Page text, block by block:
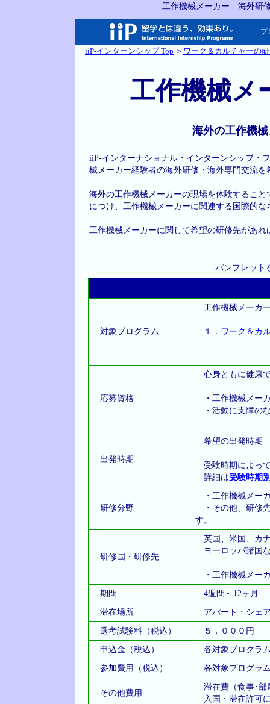
工作機械メーカー 海外研
プ
iiP-インターンシップ Top ＞ ワーク＆カルチャーの
工作機械
海外の工作機
iiP-インターナショナル・インターンシップ・
械メーカー経験者の海外研修・海外専門交流
海外の工作機械メーカーの現場を体験するこ
につけ、工作機械メーカーに関連する国際的
工作機械メーカーに関して希望の研修先があ
パンフレット
対象プログラム
工作機械メーカ
１． ワーク＆カ
応募資格
心身ともに健康
・工作機械メー
・活動に支障の
出発時期
希望の出発時
受験時期によっ
詳細は受験時期
研修分野
・工作機械メー
・その他、研修
す。
研修国・研修先
英国、米国、カ
ヨーロッパ諸国
・工作機械メー
期間 4週間～12ヶ月
滞在場所 アパート・シェ
選考試験料（税込） ５，０００円
申込金（税込） 各対象プログラ
参加費用（税込） 各対象プログラ
その他費用
滞在費（食事･部
入国・滞在許可